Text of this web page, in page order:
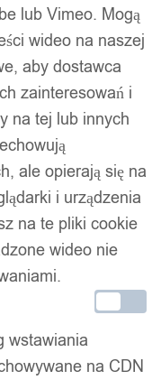
lub Vimeo. Mogą
wideo na naszej
aby dostawca
zainteresowań i
na tej lub innych
ale opierają się na
i urządzenia
na te pliki cookie
wideo nie
wstawiania
na CDN